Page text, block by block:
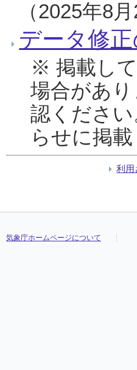
（2025年8月
データ修
※ 掲載し
場合があ
認くださ
らせに掲載
利用
気象庁ホームページについて